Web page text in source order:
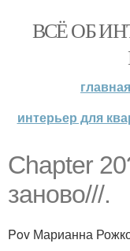
ВСЁ ОБ
главная
интерьер для
Chapter
заново///.
Pov Марианна